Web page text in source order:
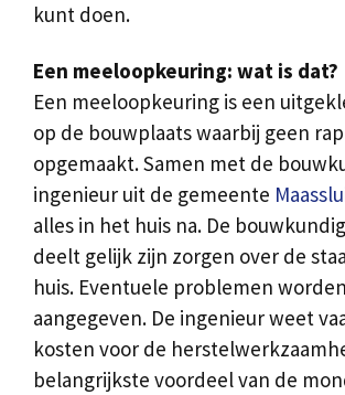
kunt doen.
Een meeloopkeuring: wat is dat?
Een meeloopkeuring is een
op de bouwplaats waarbij geen
opgemaakt. Samen met de
ingenieur uit de gemeente
alles in het huis na. De
deelt gelijk zijn zorgen over de
huis. Eventuele problemen
aangegeven. De ingenieur weet
kosten voor de
belangrijkste voordeel van de